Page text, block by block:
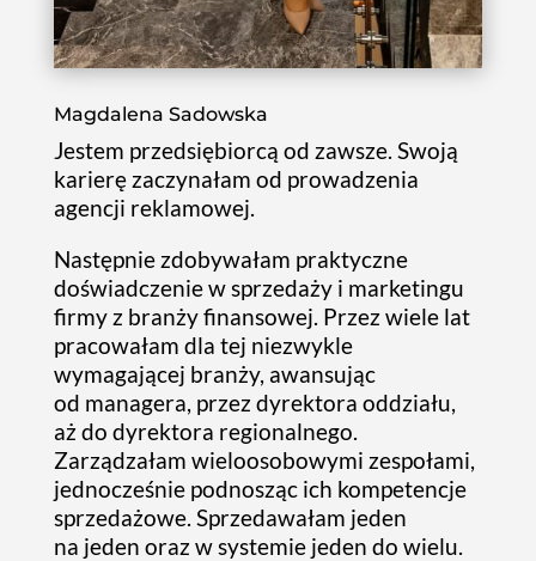
Magdalena Sadowska
Jestem przedsiębiorcą od zawsze. Swoją
karierę zaczynałam od prowadzenia
agencji reklamowej.
Następnie zdobywałam praktyczne
doświadczenie w sprzedaży i marketingu
firmy z branży finansowej. Przez wiele lat
pracowałam dla tej niezwykle
wymagającej branży, awansując
od managera, przez dyrektora oddziału,
aż do dyrektora regionalnego.
Zarządzałam wieloosobowymi zespołami,
jednocześnie podnosząc ich kompetencje
sprzedażowe. Sprzedawałam jeden
na jeden oraz w systemie jeden do wielu.